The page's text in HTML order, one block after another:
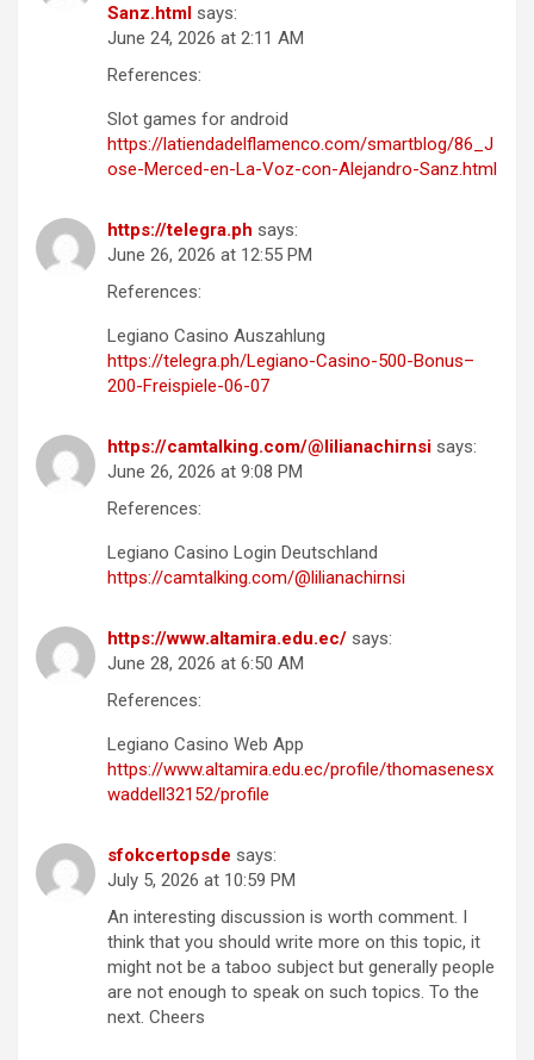
Sanz.html says:
June 24, 2026 at 2:11 AM
References:
Slot games for android
https://latiendadelflamenco.com/smartblog/86_J
ose-Merced-en-La-Voz-con-Alejandro-Sanz.html
https://telegra.ph says:
June 26, 2026 at 12:55 PM
References:
Legiano Casino Auszahlung
https://telegra.ph/Legiano-Casino-500-Bonus–
200-Freispiele-06-07
https://camtalking.com/@lilianachirnsi says:
June 26, 2026 at 9:08 PM
References:
Legiano Casino Login Deutschland
https://camtalking.com/@lilianachirnsi
https://www.altamira.edu.ec/ says:
June 28, 2026 at 6:50 AM
References:
Legiano Casino Web App
https://www.altamira.edu.ec/profile/thomasenesx
waddell32152/profile
sfokcertopsde says:
July 5, 2026 at 10:59 PM
An interesting discussion is worth comment. I
think that you should write more on this topic, it
might not be a taboo subject but generally people
are not enough to speak on such topics. To the
next. Cheers